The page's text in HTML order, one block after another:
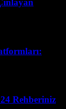
Rehberiniz